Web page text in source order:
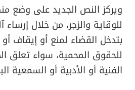
ويركز النص الجديد على وضع
للوقاية والزجر، من خلال
بتدخل القضاء لمنع أو إيقاف
للحقوق المحمية، سواء تعلق
الفنية أو الأدبية أو السمعية